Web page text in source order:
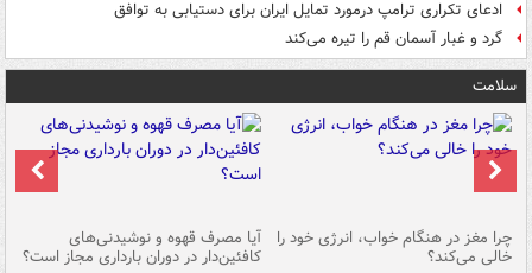
ادعای تکراری ترامپ درمورد تمایل ایران برای دستیابی به توافق
گرد و غبار آسمان قم را تیره می‌کند
سلامت
چرا مغز در هنگام خواب، انرژی خود را
خالی می‌کند؟
آیا مصرف قهوه و نوشیدنی‌های
کافئین‌دار در دوران بارداری مجاز است؟